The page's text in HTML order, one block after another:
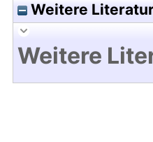
Weitere
Weitere